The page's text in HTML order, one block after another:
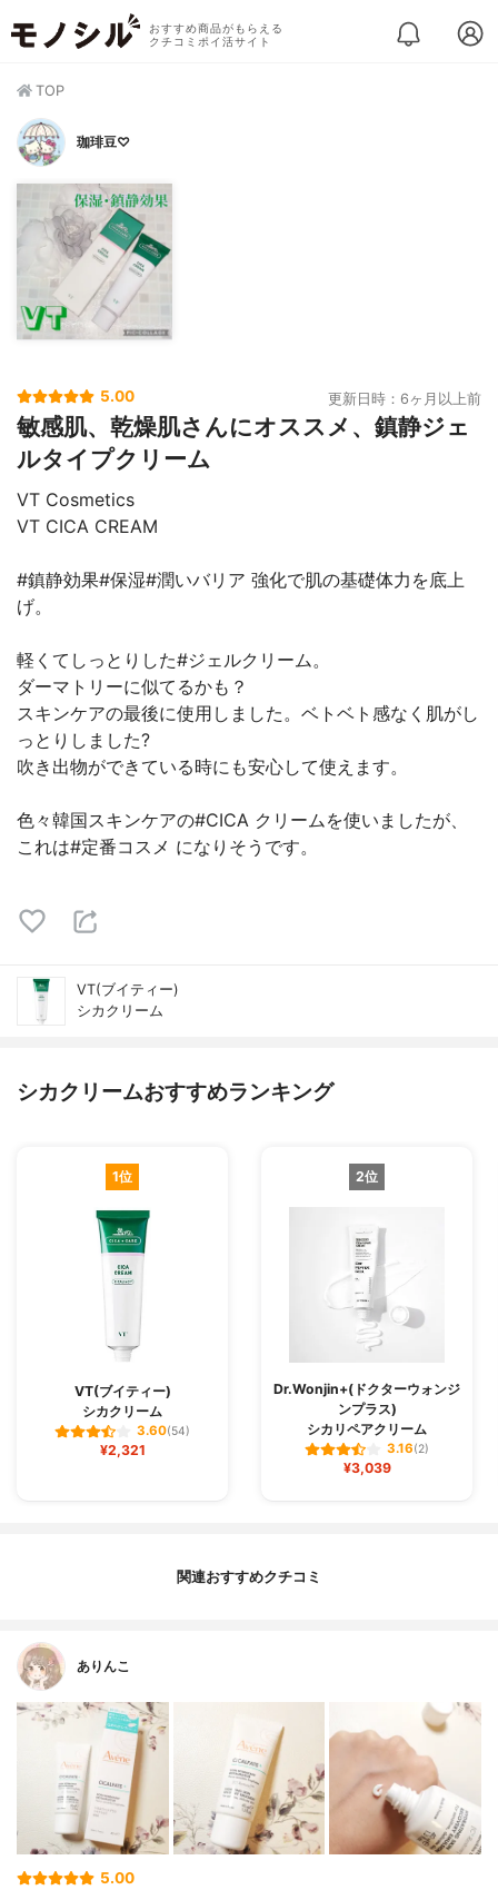
おすすめ商品がもらえる
クチコミポイ活サイト
TOP
珈琲豆♡
5.00 更新日時：6ヶ月以上前
敏感肌、乾燥肌さんにオススメ、鎮静ジェ
ルタイプクリーム
VT Cosmetics
VT CICA CREAM
#鎮静効果#保湿#潤いバリア 強化で肌の基礎体力を底上
げ。
軽くてしっとりした#ジェルクリーム。
ダーマトリーに似てるかも？
スキンケアの最後に使用しました。ベトベト感なく肌がし
っとりしました?
吹き出物ができている時にも安心して使えます。
色々韓国スキンケアの#CICA クリームを使いましたが、
これは#定番コスメ になりそうです。
VT(ブイティー)
シカクリーム
シカクリームおすすめランキング
1位
VT(ブイティー)
シカクリーム
3.60(54)
¥2,321
2位
Dr.Wonjin+(ドクターウォンジ
ンプラス)
シカリペアクリーム
3.16(2)
¥3,039
関連おすすめクチコミ
ありんこ
5.00